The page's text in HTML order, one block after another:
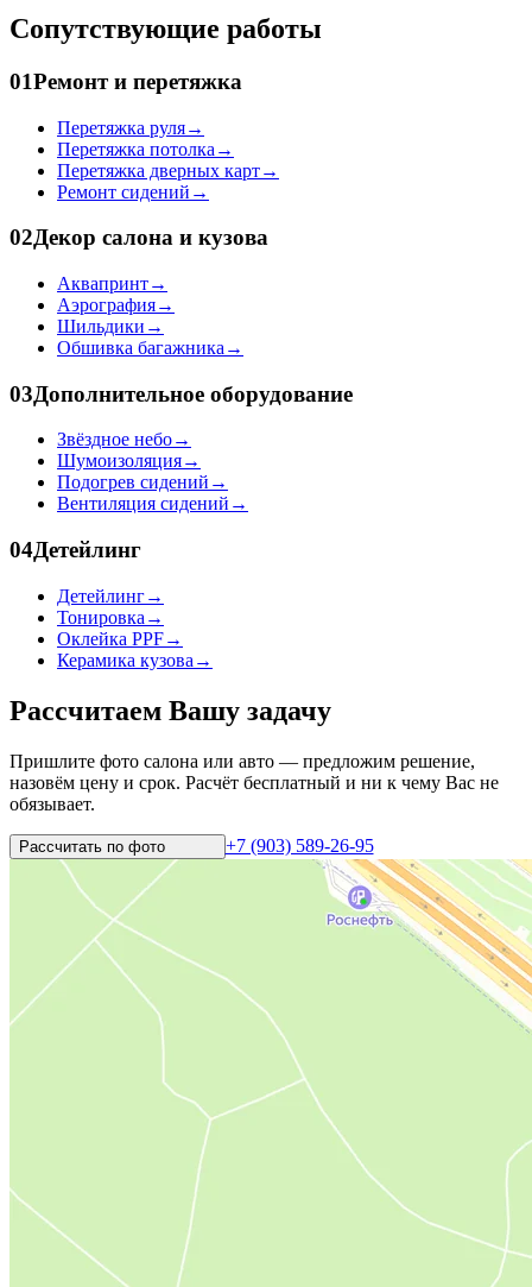
Сопутствующие работы
01Ремонт и перетяжка
Перетяжка руля→
Перетяжка потолка →
Перетяжка дверных карт→
Ремонт сидений →
02Декор салона и кузова
Аквапринт→
Аэрография→
Шильдики →
Обшивка багажника →
03Дополнительное оборудование
Звёздное небо→
Шумоизоляция→
Подогрев сидений →
Вентиляция сидений →
04Детейлинг
Детейлинг→
Тонировка →
Оклейка PPF→
Керамика кузова →
Рассчитаем Вашу задачу
Пришлите фото салона или авто — предложим решение,
назовём цену и срок. Расчёт бесплатный и ни к чему Вас не
обязывает.
Рассчитать по фото +7 (903) 589-26-95